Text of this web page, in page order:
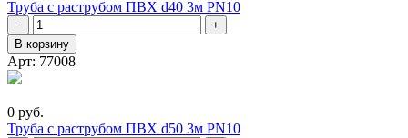
Труба с раструбом ПВХ d40 3м PN10
−
+
В корзину
Арт: 77008
0 руб.
Труба с раструбом ПВХ d50 3м PN10